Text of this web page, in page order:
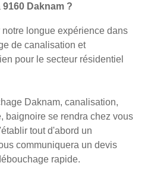
9160 Daknam ?
longue expérience dans
de canalisation et
pour le secteur résidentiel
Daknam, canalisation,
baignoire se rendra chez vous
tout d'abord un
communiquera un devis
rapide.